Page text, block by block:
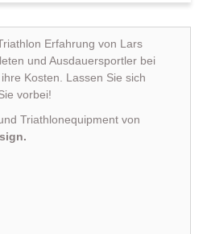
Erfahrung von Lars
und Ausdauersportler bei
Kosten. Lassen Sie sich
vorbei!
Triathlonequipment von